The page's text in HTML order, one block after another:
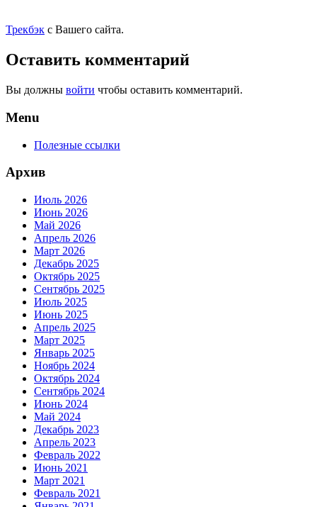
Трекбэк с Вашего сайта.
Оставить комментарий
Вы должны войти чтобы оставить комментарий.
Menu
Полезные ссылки
Архив
Июль 2026
Июнь 2026
Май 2026
Апрель 2026
Март 2026
Декабрь 2025
Октябрь 2025
Сентябрь 2025
Июль 2025
Июнь 2025
Апрель 2025
Март 2025
Январь 2025
Ноябрь 2024
Октябрь 2024
Сентябрь 2024
Июнь 2024
Май 2024
Декабрь 2023
Апрель 2023
Февраль 2022
Июнь 2021
Март 2021
Февраль 2021